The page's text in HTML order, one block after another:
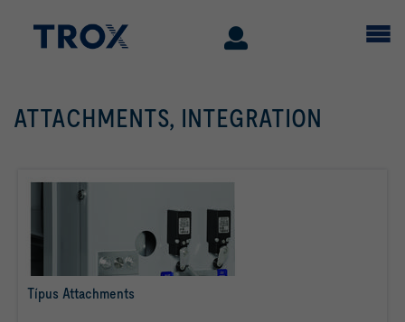
ATTACHMENTS, INTEGRATION
Típus Attachments